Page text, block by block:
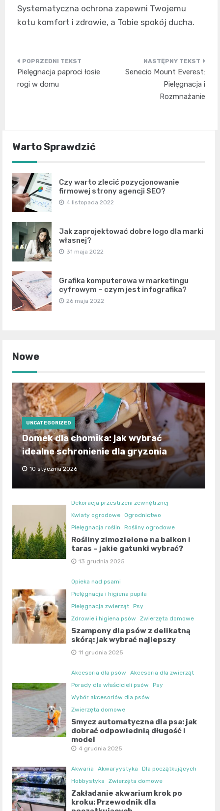
Systematyczna ochrona zapewni Twojemu
kotu komfort i zdrowie, a Tobie spokój ducha.
Nawigacja
wpisu
Pielęgnacja paproci łosie
rogi w domu
Senecio Mount Everest:
Pielęgnacja i
Rozmnażanie
Warto Sprawdzić
Czy warto zlecić pozycjonowanie
firmowej strony agencji SEO?
4 listopada 2022
Jak zaprojektować dobre logo dla marki
własnej?
31 maja 2022
Grafika komputerowa w marketingu
cyfrowym – czym jest infografika?
26 maja 2022
Nowe
UNCATEGORIZED
Domek dla chomika: jak wybrać
idealne schronienie dla gryzonia
10 stycznia 2026
Dekoracja przestrzeni zewnętrznej
Kwiaty ogrodowe Ogrodnictwo
Pielęgnacja roślin
Rośliny ogrodowe
Rośliny zimozielone na balkon i
taras – jakie gatunki wybrać?
13 grudnia 2025
Opieka nad psami
Pielęgnacja i higiena pupila
Pielęgnacja zwierząt Psy
Zdrowie i higiena psów
Zwierzęta domowe
Szampony dla psów z delikatną
skórą: jak wybrać najlepszy
11 grudnia 2025
Akcesoria dla psów
Akcesoria dla zwierząt
Porady dla właścicieli psów
Psy
Wybór akcesoriów dla psów
Zwierzęta domowe
Smycz automatyczna dla psa: jak
dobrać odpowiednią długość i
model
4 grudnia 2025
Akwaria Akwaryystyka
Dla początkujących
Hobbystyka
Zwierzęta domowe
Zakładanie akwarium krok po
kroku: Przewodnik dla